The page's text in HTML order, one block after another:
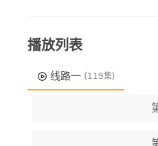
播放列表
线路一 (119集)